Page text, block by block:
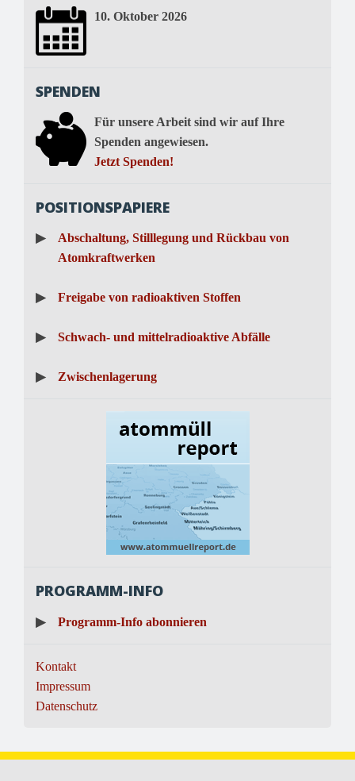
10. Oktober 2026
SPENDEN
Für unsere Arbeit sind wir auf Ihre
Spenden angewiesen.
Jetzt Spenden!
POSITIONSPAPIERE
▶
Abschaltung, Stilllegung und Rückbau von
Atomkraftwerken
▶ Freigabe von radioaktiven Stoffen
▶ Schwach- und mittelradioaktive Abfälle
▶ Zwischenlagerung
PROGRAMM-INFO
▶ Programm-Info abonnieren
Kontakt
Impressum
Datenschutz